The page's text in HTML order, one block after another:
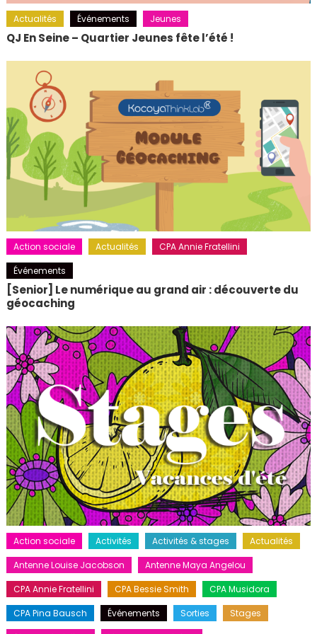
Actualités Événements Jeunes
QJ En Seine – Quartier Jeunes fête l’été !
Action sociale Actualités
CPA Annie Fratellini
Événements
[Senior] Le numérique au grand air : découverte du
géocaching
Action sociale Activités Activités & stages
Actualités
Antenne Louise Jacobson
Antenne Maya Angelou
CPA Annie Fratellini
CPA Bessie Smith
CPA Musidora
CPA Pina Bausch
Événements Sorties
Stages